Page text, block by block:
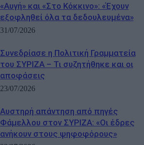
«Αυγή» και «Στο Κόκκινο»: «Έχουν
εξοφληθεί όλα τα δεδουλευμένα»
31/07/2026
Συνεδρίασε η Πολιτική Γραμματεία
του ΣΥΡΙΖΑ – Τι συζητήθηκε και οι
αποφάσεις
23/07/2026
Αυστηρή απάντηση από πηγές
Φάμελλου στον ΣΥΡΙΖΑ: «Οι έδρες
ανήκουν στους ψηφοφόρους»